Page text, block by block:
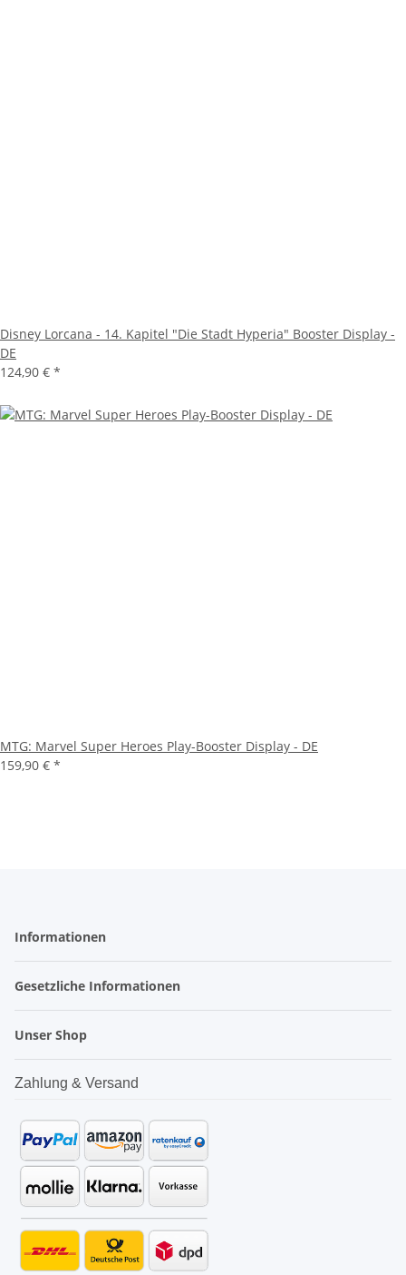
Disney Lorcana - 14. Kapitel "Die Stadt Hyperia" Booster Display -
DE
124,90 € *
MTG: Marvel Super Heroes Play-Booster Display - DE
159,90 € *
Informationen
Gesetzliche Informationen
Unser Shop
Zahlung & Versand